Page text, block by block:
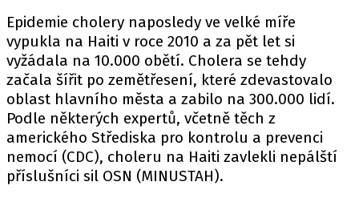
Epidemie cholery naposledy ve velké míře
vypukla na Haiti v roce 2010 a za pět let si
vyžádala na 10.000 obětí. Cholera se tehdy
začala šířit po zemětřesení, které zdevastovalo
oblast hlavního města a zabilo na 300.000 lidí.
Podle některých expertů, včetně těch z
amerického Střediska pro kontrolu a prevenci
nemocí (CDC), choleru na Haiti zavlekli nepálští
příslušníci sil OSN (MINUSTAH).